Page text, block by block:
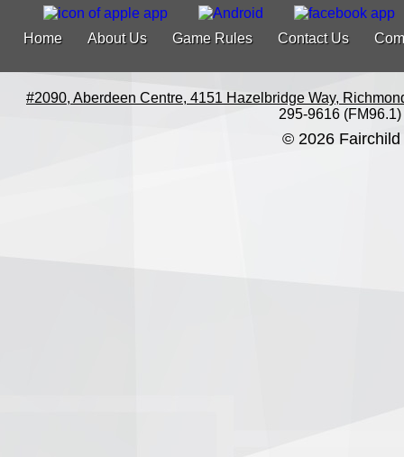
Home About Us Game Rules Contact Us
#2090, Aberdeen Centre, 4151 Hazelbridge Way,
295-9616 (FM96.1)
© 2026 Fairchild